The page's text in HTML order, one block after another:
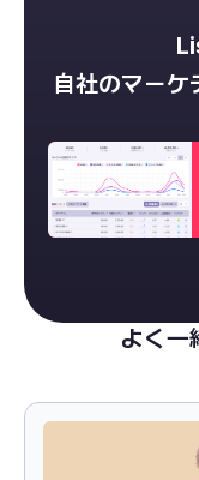
自社のマーケ
よく一